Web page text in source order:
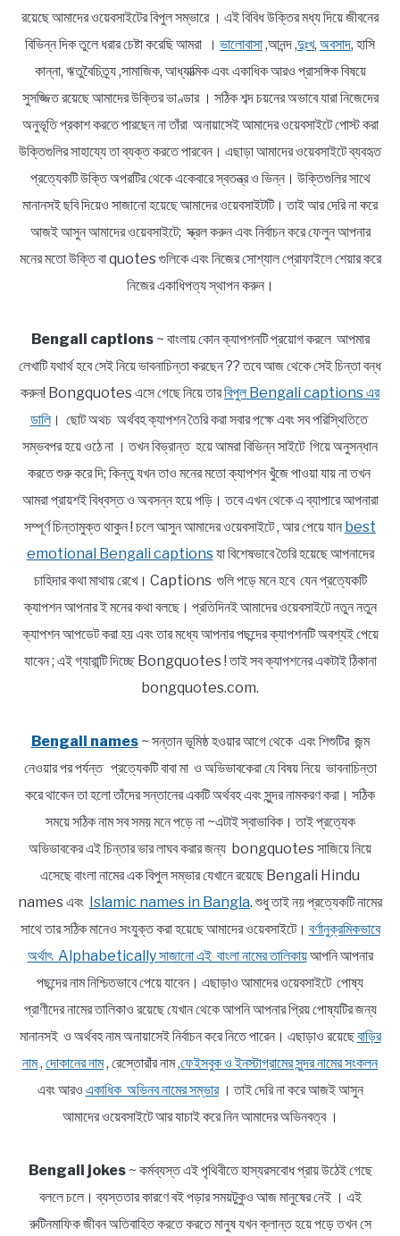
রয়েছে আমাদের ওয়েবসাইটের বিপুল সম্ভারে । এই বিবিধ উক্তির মধ্য দিয়ে জীবনের
বিভিন্ন দিক তুলে ধরার চেষ্টা করেছি আমরা । ভালোবাসা,আনন্দ ,দুঃখ, অবসাদ, হাসি
কান্না, ঋতুবৈচিত্র্য ,সামাজিক, আধ্যাত্মিক এবং একাধিক আরও প্রাসঙ্গিক বিষয়ে
সুসজ্জিত রয়েছে আমাদের উক্তির ভাণ্ডার । সঠিক শব্দ চয়নের অভাবে যারা নিজেদের
অনুভূতি প্রকাশ করতে পারছেন না তাঁরা অনায়াসেই আমাদের ওয়েবসাইটে পোস্ট করা
উক্তিগুলির সাহায্যে তা ব্যক্ত করতে পারবেন। এছাড়া আমাদের ওয়েবসাইটে ব্যবহৃত
প্রত্যেকটি উক্তি অপরটির থেকে একেবারে স্বতন্ত্র ও ভিন্ন। উক্তিগুলির সাথে
মানানসই ছবি দিয়েও সাজানো হয়েছে আমাদের ওয়েবসাইটটি। তাই আর দেরি না করে
আজই আসুন আমাদের ওয়েবসাইটে; স্ক্রল করুন এবং নির্বাচন করে ফেলুন আপনার
মনের মতো উক্তি বা quotes গুলিকে এবং নিজের সোশ্যাল প্রোফাইলে শেয়ার করে
নিজের একাধিপত্য স্থাপন করুন।
Bengali captions~ বাংলায় কোন ক্যাপশনটি প্রয়োগ করলে আপমার
লেখাটি যথার্থ হবে সেই নিয়ে ভাবনাচিন্তা করছেন ?? তবে আজ থেকে সেই চিন্তা বন্ধ
করুন! Bongquotes এসে গেছে নিয়ে তারবিপুল Bengali captions এর
ডালি। ছোট অথচ অর্থবহ ক্যাপশন তৈরি করা সবার পক্ষে এবং সব পরিস্থিতিতে
সম্ভবপর হয়ে ওঠে না । তখন বিভ্রান্ত হয়ে আমরা বিভিন্ন সাইটে গিয়ে অনুসন্ধান
করতে শুরু করে দি; কিন্তু যখন তাও মনের মতো ক্যাপশন খুঁজে পাওয়া যায় না তখন
আমরা প্রায়শই বিধ্বস্ত ও অবসন্ন হয়ে পড়ি। তবে এখন থেকে এ ব্যাপারে আপনারা
সম্পূর্ণ চিন্তামুক্ত থাকুন ! চলে আসুন আমাদের ওয়েবসাইটে , আর পেয়ে যান best
emotional Bengali captionsযা বিশেষভাবে তৈরি হয়েছে আপনাদের
চাহিদার কথা মাথায় রেখে। Captions গুলি পড়ে মনে হবে যেন প্রত্যেকটি
ক্যাপশন আপনার ই মনের কথা বলছে। প্রতিদিনই আমাদের ওয়েবসাইটে নতুন নতুন
ক্যাপশন আপডেট করা হয় এবং তার মধ্যে আপনার পছন্দের ক্যাপশনটি অবশ্যই পেয়ে
যাবেন ; এই গ্যারান্টি দিচ্ছে Bongquotes ! তাই সব ক্যাপশনের একটাই ঠিকানা
bongquotes.com.
Bengali names~ সন্তান ভূমিষ্ঠ হওয়ার আগে থেকে এবং শিশুটির জন্ম
নেওয়ার পর পর্যন্ত প্রত্যেকটি বাবা মা ও অভিভাবকেরা যে বিষয় নিয়ে ভাবনাচিন্তা
করে থাকেন তা হলো তাঁদের সন্তানের একটি অর্থবহ এবং সুন্দর নামকরণ করা। সঠিক
সময়ে সঠিক নাম সব সময় মনে পড়ে না ~এটাই স্বাভাবিক। তাই প্রত্যেক
অভিভাবকের এই চিন্তার ভার লাঘব করার জন্য bongquotes সাজিয়ে নিয়ে
এসেছে বাংলা নামের এক বিপুল সম্ভার যেখানে রয়েছে Bengali Hindu
names এবং Islamic names in Bangla. শুধু তাই নয় প্রত্যেকটি নামের
সাথে তার সঠিক মানেও সংযুক্ত করা হয়েছে আমাদের ওয়েবসাইটে। বর্ণানুক্রমিকভাবে
অর্থাৎ Alphabetically সাজানো এই বাংলা নামের তালিকায়আপনি আপনার
পছন্দের নাম নিশ্চিতভাবে পেয়ে যাবেন। এছাড়াও আমাদের ওয়েবসাইটে পোষ্য
প্রাণীদের নামের তালিকাও রয়েছে যেখান থেকে আপনি আপনার প্রিয় পোষ্যটির জন্য
মানানসই ও অর্থবহ নাম অনায়াসেই নির্বাচন করে নিতে পারেন। এছাড়াও রয়েছেবাড়ির
নাম, দোকানের নাম, রেস্তোরাঁর নাম ,ফেইসবুক ও ইনস্টাগ্রামের সুন্দর নামের সংকলন
এবং আরও একাধিক অভিনব নামের সম্ভার। তাই দেরি না করে আজই আসুন
আমাদের ওয়েবসাইটে আর যাচাই করে নিন আমাদের অভিনবত্ব ।
Bengali jokes~ কর্মব্যস্ত এই পৃথিবীতে হাস্যরসবোধ প্রায় উঠেই গেছে
বললে চলে। ব্যস্ততার কারণে বই পড়ার সময়টুকুও আজ মানুষের নেই । এই
রুটিনমাফিক জীবন অতিবাহিত করতে করতে মানুষ যখন ক্লান্ত হয়ে পড়ে তখন সে